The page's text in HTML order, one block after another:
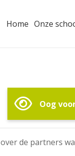
Home Onze
Oog
de partners